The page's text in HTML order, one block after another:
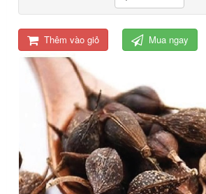
Thêm vào giỏ Mua ngay